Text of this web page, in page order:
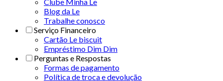
Blog da Le
Trabalhe conosco
Serviço Financeiro
Cartão Le biscuit
Empréstimo Dim Dim
Perguntas e Respostas
Formas de pagamento
Política de troca e devolução